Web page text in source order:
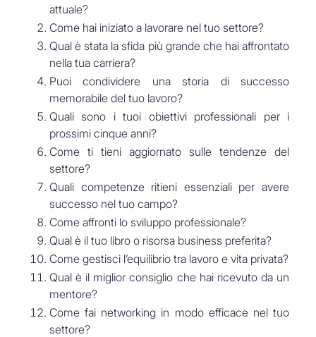
attuale?
Come hai iniziato a lavorare nel tuo settore?
Qual è stata la sfida più grande che hai affrontato
nella tua carriera?
Puoi condividere una storia di successo
memorabile del tuo lavoro?
Quali sono i tuoi obiettivi professionali per i
prossimi cinque anni?
Come ti tieni aggiornato sulle tendenze del
settore?
Quali competenze ritieni essenziali per avere
successo nel tuo campo?
Come affronti lo sviluppo professionale?
Qual è il tuo libro o risorsa business preferita?
Come gestisci l’equilibrio tra lavoro e vita privata?
Qual è il miglior consiglio che hai ricevuto da un
mentore?
Come fai networking in modo efficace nel tuo
settore?